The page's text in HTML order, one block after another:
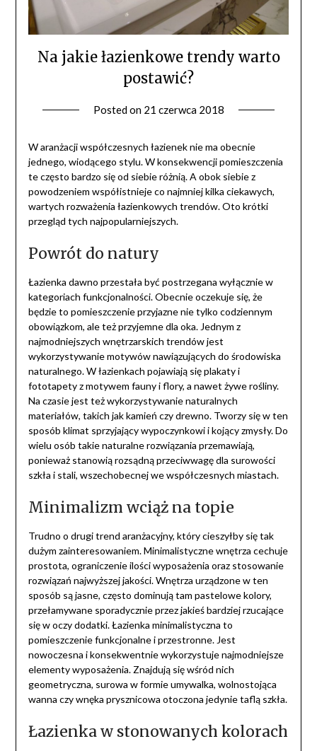
Na jakie łazienkowe trendy warto
postawić?
Posted on 21 czerwca 2018
czy
Prysznic?
W aranżacji współczesnych łazienek nie ma obecnie
jednego, wiodącego stylu. W konsekwencji pomieszczenia
te często bardzo się od siebie różnią. A obok siebie z
powodzeniem współistnieje co najmniej kilka ciekawych,
wartych rozważenia łazienkowych trendów. Oto krótki
przegląd tych najpopularniejszych.
Powrót do natury
Łazienka dawno przestała być postrzegana wyłącznie w
kategoriach funkcjonalności. Obecnie oczekuje się, że
będzie to pomieszczenie przyjazne nie tylko codziennym
obowiązkom, ale też przyjemne dla oka. Jednym z
najmodniejszych wnętrzarskich trendów jest
wykorzystywanie motywów nawiązujących do środowiska
naturalnego. W łazienkach pojawiają się plakaty i
fototapety z motywem fauny i flory, a nawet żywe rośliny.
Na czasie jest też wykorzystywanie naturalnych
materiałów, takich jak kamień czy drewno. Tworzy się w ten
sposób klimat sprzyjający wypoczynkowi i kojący zmysły. Do
wielu osób takie naturalne rozwiązania przemawiają,
ponieważ stanowią rozsądną przeciwwagę dla surowości
szkła i stali, wszechobecnej we współczesnych miastach.
Minimalizm wciąż na topie
Trudno o drugi trend aranżacyjny, który cieszyłby się tak
dużym zainteresowaniem. Minimalistyczne wnętrza cechuje
prostota, ograniczenie ilości wyposażenia oraz stosowanie
rozwiązań najwyższej jakości. Wnętrza urządzone w ten
sposób są jasne, często dominują tam pastelowe kolory,
przełamywane sporadycznie przez jakieś bardziej rzucające
się w oczy dodatki. Łazienka minimalistyczna to
pomieszczenie funkcjonalne i przestronne. Jest
nowoczesna i konsekwentnie wykorzystuje najmodniejsze
elementy wyposażenia. Znajdują się wśród nich
geometryczna, surowa w formie umywalka, wolnostojąca
wanna czy wnęka prysznicowa otoczona jedynie taflą szkła.
Łazienka w stonowanych kolorach